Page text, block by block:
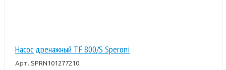
Насос дренажный TF 800/S Speroni
Арт. SPRN101277210